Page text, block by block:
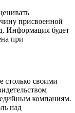
присвоенной
Информация будет
при
столько своими
компаниям.
над